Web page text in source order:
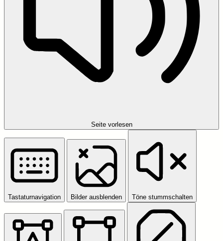
Seite vorlesen
Tastaturnavigation Bilder ausblenden Töne stummschalten